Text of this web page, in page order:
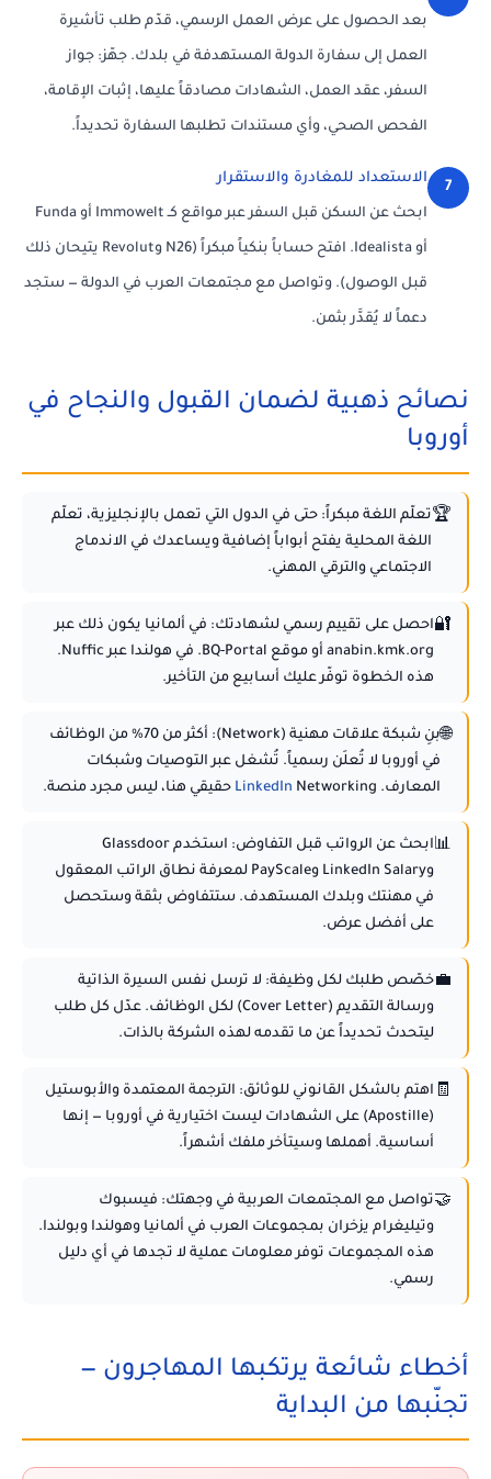
بعد الحصول على عرض العمل الرسمي، قدّم طلب تأشيرة
العمل إلى سفارة الدولة المستهدفة في بلدك. جهّز: جواز
السفر، عقد العمل، الشهادات مصادقاً عليها، إثبات الإقامة،
الفحص الصحي، وأي مستندات تطلبها السفارة تحديداً.
7
الاستعداد للمغادرة والاستقرار
ابحث عن السكن قبل السفر عبر مواقع كـ Immowelt أو Funda
أو Idealista. افتح حساباً بنكياً مبكراً (N26 وRevolut يتيحان ذلك
قبل الوصول). وتواصل مع مجتمعات العرب في الدولة — ستجد
دعماً لا يُقدَّر بثمن.
نصائح ذهبية لضمان القبول والنجاح في
أوروبا
🏆تعلّم اللغة مبكراً: حتى في الدول التي تعمل بالإنجليزية، تعلّم
اللغة المحلية يفتح أبواباً إضافية ويساعدك في الاندماج
الاجتماعي والترقي المهني.
🔐احصل على تقييم رسمي لشهادتك: في ألمانيا يكون ذلك عبر
anabin.kmk.org أو موقع BQ-Portal. في هولندا عبر Nuffic.
هذه الخطوة توفّر عليك أسابيع من التأخير.
🌐بنِ شبكة علاقات مهنية (Network):
أكثر من 70% من الوظائف
في أوروبا لا تُعلَن رسمياً. تُشغل عبر التوصيات وشبكات
المعارف.
LinkedIn Networking حقيقي هنا، ليس مجرد منصة.
📊ابحث عن الرواتب قبل التفاوض:
استخدم Glassdoor
وLinkedIn Salary وPayScale لمعرفة نطاق الراتب المعقول
في مهنتك وبلدك المستهدف. ستتفاوض بثقة وستحصل
على أفضل عرض.
💼خصّص طلبك لكل وظيفة: لا ترسل نفس السيرة الذاتية
ورسالة التقديم (Cover Letter) لكل الوظائف. عدّل كل طلب
ليتحدث تحديداً عن ما تقدمه لهذه الشركة بالذات.
🧾 اهتم بالشكل القانوني للوثائق: الترجمة المعتمدة والأبوستيل
(Apostille) على الشهادات ليست اختيارية في أوروبا — إنها
أساسية. أهملها وسيتأخر ملفك أشهراً.
🤝تواصل مع المجتمعات العربية في وجهتك: فيسبوك
وتيليغرام يزخران بمجموعات العرب في ألمانيا وهولندا وبولندا.
هذه المجموعات توفر معلومات عملية لا تجدها في أي دليل
رسمي.
أخطاء شائعة يرتكبها المهاجرون —
تجنّبها من البداية